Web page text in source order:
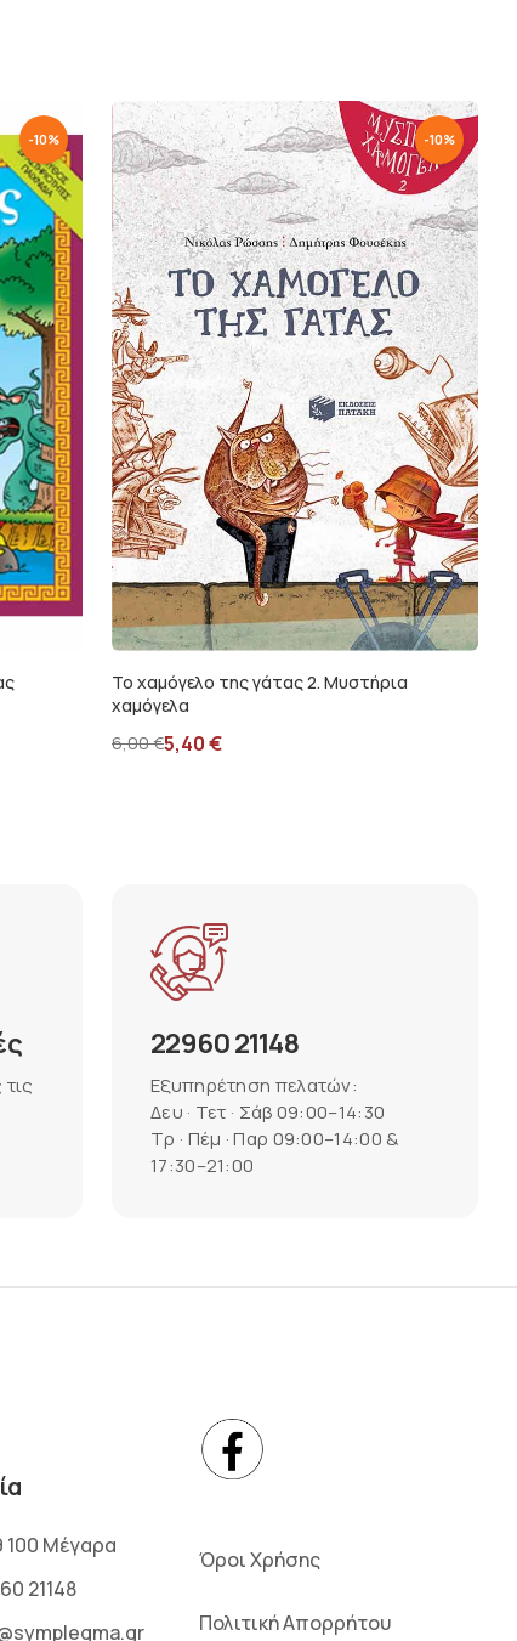
-10% -10%
Το χαμόγελο της γάτας 2. Μυστήρια
χαμόγελα
6,00€5,40€
22960 21148
Εξυπηρέτηση πελατών:
Δευ · Τετ · Σάβ 09:00–14:30
Τρ · Πέμ · Παρ 09:00–14:00 &
17:30–21:00
100 Μέγαρα
21148
Όροι Χρήσης
Πολιτική Απορρήτου